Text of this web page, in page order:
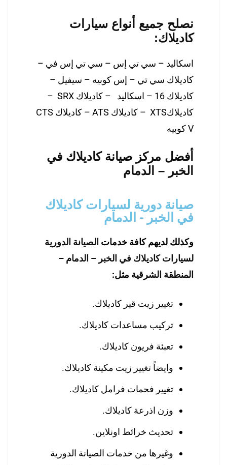
نصلح جميع أنواع سيارات
كاديلاك:
اسكاليد – سي تي إس – سي تي إس في –
كاديلاك سي تي – إس كوبيه – سيفيل –
كاديلاك 16 – اسكاليد – كاديلاك SRX –
كاديلاكXTS – كاديلاك ATS – كاديلاك CTS
V كوبيه
أفضل مركز صيانة كاديلاك في
الخبر – الدمام
صيانة دورية لسيارات كاديلاك
في الخبر - الدمام
وكذلك لديهم كافة خدمات الصيانة الدورية
لسيارات كاديلاك في الخبر – الدمام –
المنطقة الشرقية مثل:
تغيير زيت قير كاديلاك.
تركيب مساعدات كاديلاك.
تعبئة فريون كاديلاك.
وايضاً تغيير زيت مكينة كاديلاك.
تغيير فحمات فرامل كاديلاك.
وزن اذرعة كاديلاك.
تحديث خرائط اونلاين.
وغيرها من خدمات الصيانة الدورية